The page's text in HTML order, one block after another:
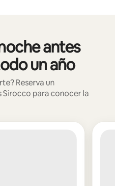
antes
un año
Reserva un
para conocer la